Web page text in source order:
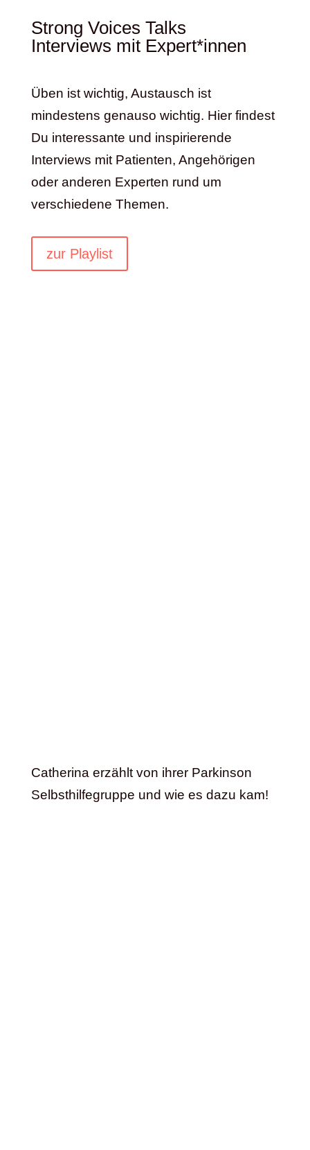
Strong Voices Talks
Interviews mit Expert*innen
Üben ist wichtig, Austausch ist
mindestens genauso wichtig. Hier findest
Du interessante und inspirierende
Interviews mit Patienten, Angehörigen
oder anderen Experten rund um
verschiedene Themen.
zur Playlist
Catherina erzählt von ihrer Parkinson
Selbsthilfegruppe und wie es dazu kam!